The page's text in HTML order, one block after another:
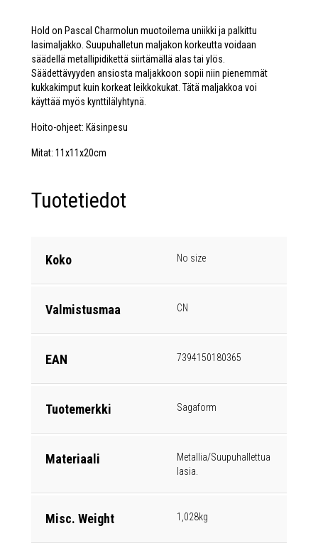
Hold on Pascal Charmolun muotoilema uniikki ja palkittu
lasimaljakko. Suupuhalletun maljakon korkeutta voidaan
säädellä metallipidikettä siirtämällä alas tai ylös.
Säädettävyyden ansiosta maljakkoon sopii niin pienemmät
kukkakimput kuin korkeat leikkokukat. Tätä maljakkoa voi
käyttää myös kynttilälyhtynä.
Hoito-ohjeet: Käsinpesu
Mitat: 11x11x20cm
Tuotetiedot
Koko No size
Valmistusmaa CN
EAN 7394150180365
Tuotemerkki Sagaform
Materiaali
Metallia/Suupuhallettua
lasia.
Misc. Weight 1,028kg